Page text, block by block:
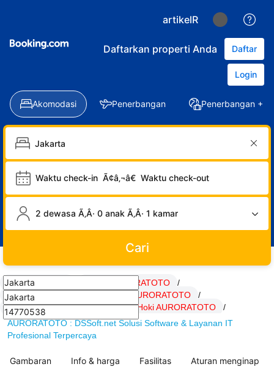
artikelR
Daftarkan properti Anda Daftar
Login
Akomodasi Penerbangan Penerbangan +
Waktu check-in Ã¢â‚¬â€ Waktu check-out
2 dewasa Ã‚Â· 0 anak Ã‚Â· 1 kamar
Cari
AURORATOTO Daftar AURORATOTO
/
LOGIN AURORATOTO
Link AURORATOTO
/
SITUS AURORATOTO
/ artikel Hoki AURORATOTO
/
AURORATOTO : DSSoft.net Solusi Software & Layanan IT
Profesional Terpercaya
Gambaran Info & harga Fasilitas Aturan menginap